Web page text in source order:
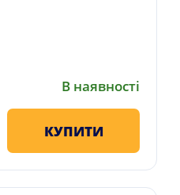
В наявності
КУПИТИ